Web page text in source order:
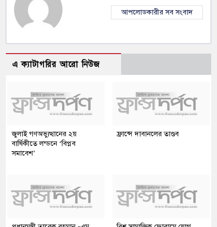
আপলোডকারীর সব সংবাদ
এ ক্যাটাগরির আরো নিউজ
জুলাই গণঅভ্যুত্থানের ২য়
বার্ষিকীতে লন্ডনে ‘বিপ্লব
সমাবেশ’
ফ্রান্সে দাবানলের তাণ্ডব